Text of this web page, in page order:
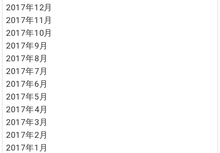
2017年12月
2017年11月
2017年10月
2017年9月
2017年8月
2017年7月
2017年6月
2017年5月
2017年4月
2017年3月
2017年2月
2017年1月